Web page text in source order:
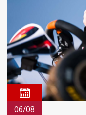
06/08